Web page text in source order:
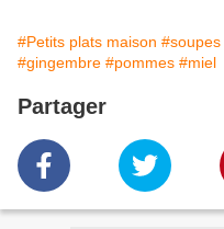
#Petits plats maison #soupes
#gingembre #pommes #miel
Partager